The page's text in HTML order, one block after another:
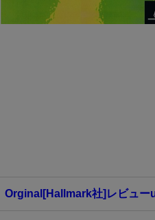
Orginal[Hallmark社]レビュー